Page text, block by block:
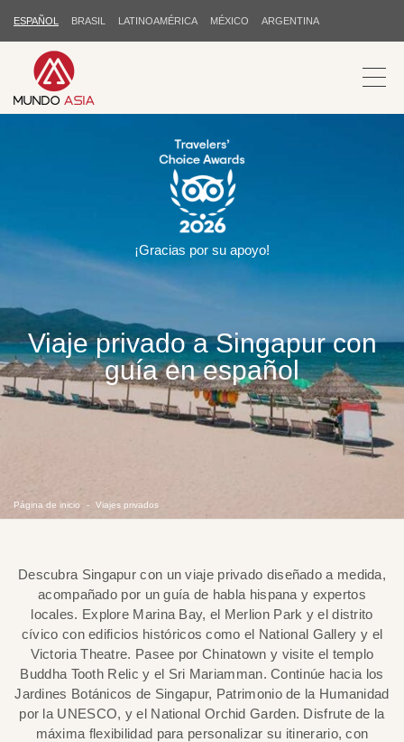
ESPAÑOL BRASIL LATINOAMÉRICA MÉXICO ARGENTINA
Viaje privado a Singapur con
guía en español
Página de inicio Viajes privados
¡Gracias por su apoyo!
Descubra Singapur con un viaje privado diseñado a medida,
acompañado por un guía de habla hispana y expertos
locales. Explore Marina Bay, el Merlion Park y el distrito
cívico con edificios históricos como el National Gallery y el
Victoria Theatre. Pasee por Chinatown y visite el templo
Buddha Tooth Relic y el Sri Mariamman. Continúe hacia los
Jardines Botánicos de Singapur, Patrimonio de la Humanidad
por la UNESCO, y el National Orchid Garden. Disfrute de la
máxima flexibilidad para personalizar su itinerario, con